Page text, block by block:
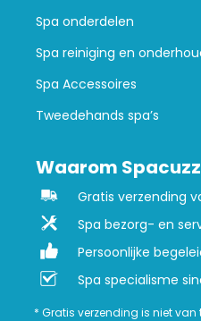
Spa onderdelen
Spa reiniging en
Spa Accessoires
Tweedehands spa’s
Waarom
Gratis verzending
Spa bezorg- en
Persoonlijke
Spa specialisme
* Gratis verzending is niet